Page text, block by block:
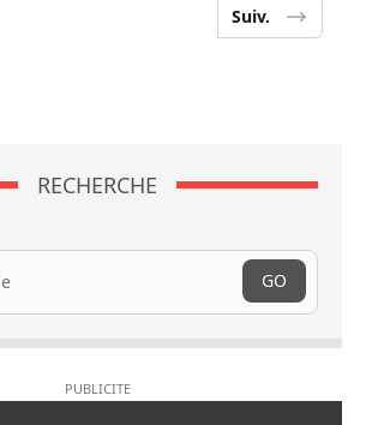
Suiv.
RECHERCHE
GO